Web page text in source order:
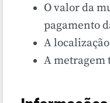
O valor da
pagamento
A
A metragem